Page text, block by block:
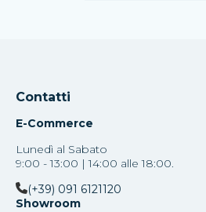
Contatti
E-Commerce
Lunedì al Sabato
9:00 - 13:00 | 14:00 alle 18:00.
(+39) 091 6121120
Showroom